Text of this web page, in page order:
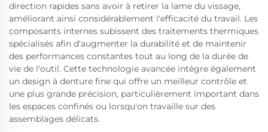
direction rapides sans avoir à retirer la lame du vissage,
améliorant ainsi considérablement l'efficacité du travail. Les
composants internes subissent des traitements thermiques
spécialisés afin d'augmenter la durabilité et de maintenir
des performances constantes tout au long de la durée de
vie de l'outil. Cette technologie avancée intègre également
un design à denture fine qui offre un meilleur contrôle et
une plus grande précision, particulièrement important dans
les espaces confinés ou lorsqu'on travaille sur des
assemblages délicats.